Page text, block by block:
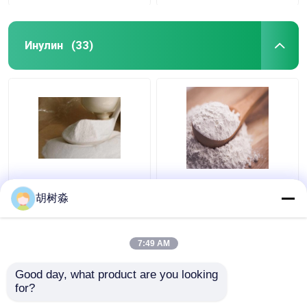
Инулин (33)
Выпечка 110 ккал
Водорастворимая
пищевая клетчатка
контактные
ФКК синатрин Инулин
контактные
胡树淼
7:49 AM
Good day, what product are you looking
for?